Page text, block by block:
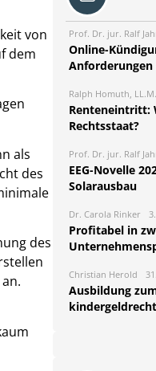
von
dem
als
des
des
Prof. Dr. jur. Ralf
Online-
Ralph Homuth, LL.M.
Renteneintritt:
Rechtsstaat?
Prof. Dr. jur. Ralf
EEG-Novelle
Solarausbau
Dr. Carola Rinker
Profitabel in
Christian Herold
Ausbildung